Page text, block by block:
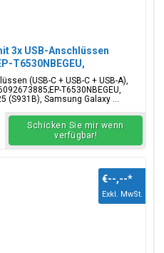
Klebeband Aufkleber. Sie
3x USB-Anschlüssen
T6530NBEGEU,
(USB-C + USB-C + USB-A),
T6530NBEGEU,
(S931B), Samsung Galaxy ...
Schicken Sie mir wenn
verfügbar!
€--,--*
Exkl. MwSt.